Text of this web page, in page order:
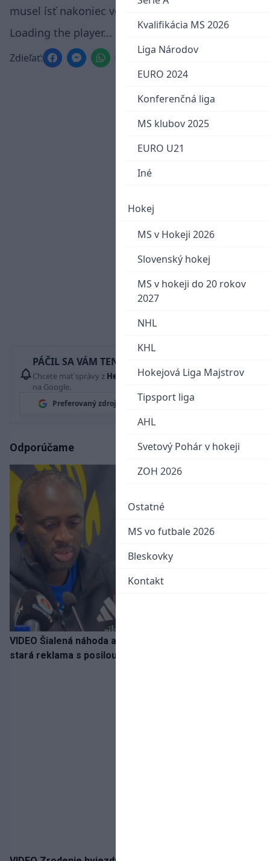
Kvalifikácia MS 2026
Liga Národov
EURO 2024
Konferenčná liga
MS klubov 2025
EURO U21
Iné
Hokej
MS v Hokeji 2026
Slovenský hokej
MS v hokeji do 20 rokov
2027
NHL
KHL
Hokejová Liga Majstrov
Tipsport liga
AHL
Svetový Pohár v hokeji
ZOH 2026
Ostatné
MS vo futbale 2026
Bleskovky
Kontakt
musel ísť nakoniec von.
Loading the player...
Zdieľať:
PÁČIL SA VÁM TENTO ČLÁNOK?
Chcete mať správy z Hetrik.skvždy ako prví? Pridajte si nás
na Google.
Preferovaný zdroj Google News
Odporúčame
VIDEO Šialená náhoda alebo osud? Našla sa 11 rokov
stará reklama s posilou Slovana a trénerom Tourém